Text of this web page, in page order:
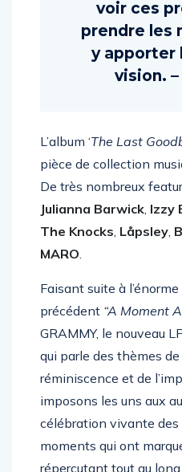
voir ces
prendre les
y apporter
L’album ‘ The Last
pièce de collection
De très nombreux
Julianna Barwick ,Izzy
The Knocks
Faisant suite à l’énorme
précédent“A Moment
GRAMMY, le nouveau
qui parle des thèmes de
réminiscence et de
imposons les uns aux
célébration vivante des
moments qui ont